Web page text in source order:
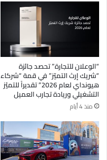
“الوعلان للتجارة” تحصد جائزة
“شريك إرث التميّز” في قمة “شركاء
هيونداي لعام 2026” تقديراً للتميّز
التشغيلي وريادة تجارب العميل
منذ 4 أيام